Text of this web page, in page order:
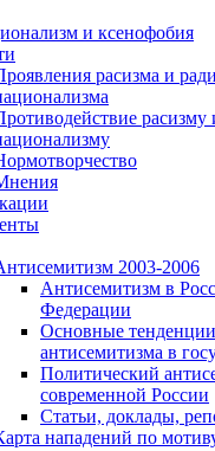
и ксенофобия
расизма и
расизму
2003-2006
Антисемитизм в
Федерации
Основные
антисемитизма в
Политический
современной России
Статьи, доклады,
нападений по